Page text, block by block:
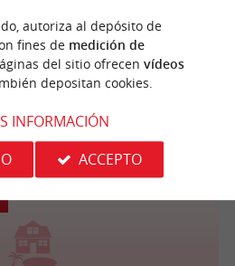
l'Abbé Rambaud
autoriza al depósito de
fines de medición de
del sitio ofrecen vídeos
depositan cookies.
INFORMACIÓN
ACCEPTO